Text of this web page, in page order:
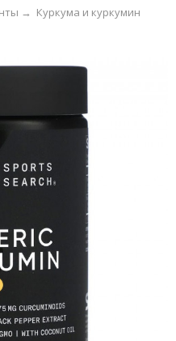
→ Куркума и куркумин